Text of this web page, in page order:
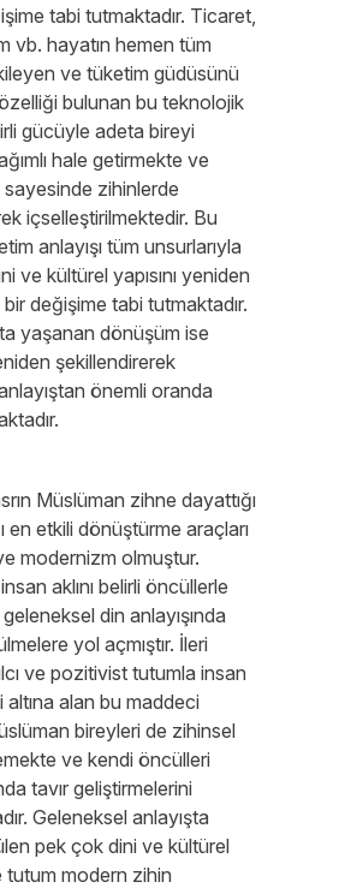
tabi tutmaktadır. Ticaret,
vb. hayatın hemen tüm
ve tüketim güdüsünü
özelliği bulunan bu teknolojik
gücüyle adeta bireyi
hale getirmekte ve
zihinlerde
içselleştirilmektedir. Bu
anlayışı tüm unsurlarıyla
ve kültürel yapısını yeniden
değişime tabi tutmaktadır.
yaşanan dönüşüm ise
şekillendirerek
önemli oranda
Müslüman zihne dayattığı
en etkili dönüştürme araçları
modernizm olmuştur.
aklını belirli öncüllerle
din anlayışında
yol açmıştır. İleri
ve pozitivist tutumla insan
altına alan bu maddeci
bireyleri de zihinsel
ve kendi öncülleri
tavır geliştirmelerini
Geleneksel anlayışta
pek çok dini ve kültürel
modern zihin